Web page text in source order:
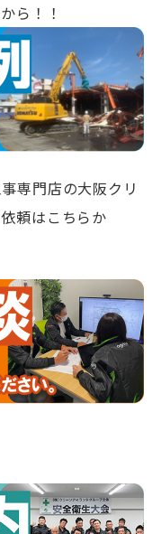
ら！！
専門店の大阪クリ
頼はこちらか